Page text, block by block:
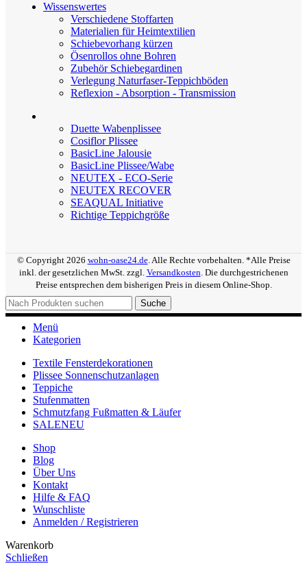
Wissenswertes
Verschiedene Stoffarten
Materialien für Heimtextilien
Schiebevorhang kürzen
Ösenrollos ohne Bohren
Zubehör Schiebegardinen
Verlegung Naturfaser-Teppichböden
Reflexion - Absorption - Transmission
Duette Wabenplissee
Cosiflor Plissee
BasicLine Jalousie
BasicLine Plissee/Wabe
NEUTEX - ECO-Serie
NEUTEX RECOVER
SEAQUAL Initiative
Richtige Teppichgröße
© Copyright 2026 wohn-oase24.de. Alle Rechte vorbehalten. *Alle Preise
inkl. der gesetzlichen MwSt. zzgl. Versandkosten. Die durchgestrichenen
Preise entsprechen dem bisherigen Preis in diesem Online-Shop.
Suche
Menü
Kategorien
Textile Fensterdekorationen
Plissee Sonnenschutzanlagen
Teppiche
Stufenmatten
Schmutzfang Fußmatten & Läufer
SALENEU
Shop
Blog
Über Uns
Kontakt
Hilfe & FAQ
Wunschliste
Anmelden / Registrieren
Warenkorb
Schließen